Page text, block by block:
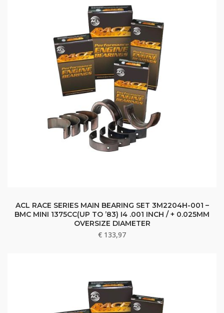
ACL RACE SERIES MAIN BEARING SET 3M2204H-001 –
BMC MINI 1375CC(UP TO ’83) I4 .001 INCH / + 0.025MM
OVERSIZE DIAMETER
€ 133,97